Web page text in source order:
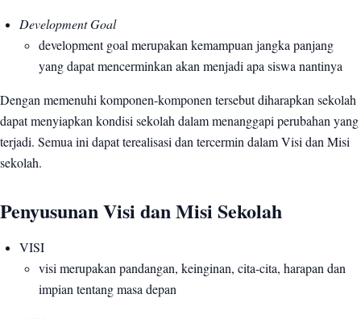
Development Goal
development goal merupakan kemampuan jangka panjang
yang dapat mencerminkan akan menjadi apa siswa nantinya
Dengan memenuhi komponen-komponen tersebut diharapkan sekolah
dapat menyiapkan kondisi sekolah dalam menanggapi perubahan yang
terjadi. Semua ini dapat terealisasi dan tercermin dalam Visi dan Misi
sekolah.
Penyusunan Visi dan Misi Sekolah
VISI
visi merupakan pandangan, keinginan, cita-cita, harapan dan
impian tentang masa depan